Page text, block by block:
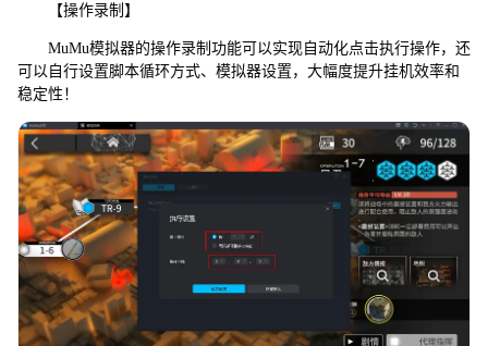
【操作录制】
MuMu模拟器的操作录制功能可以实现自动化点击执行操作，还
可以自行设置脚本循环方式、模拟器设置，大幅度提升挂机效率和
稳定性！